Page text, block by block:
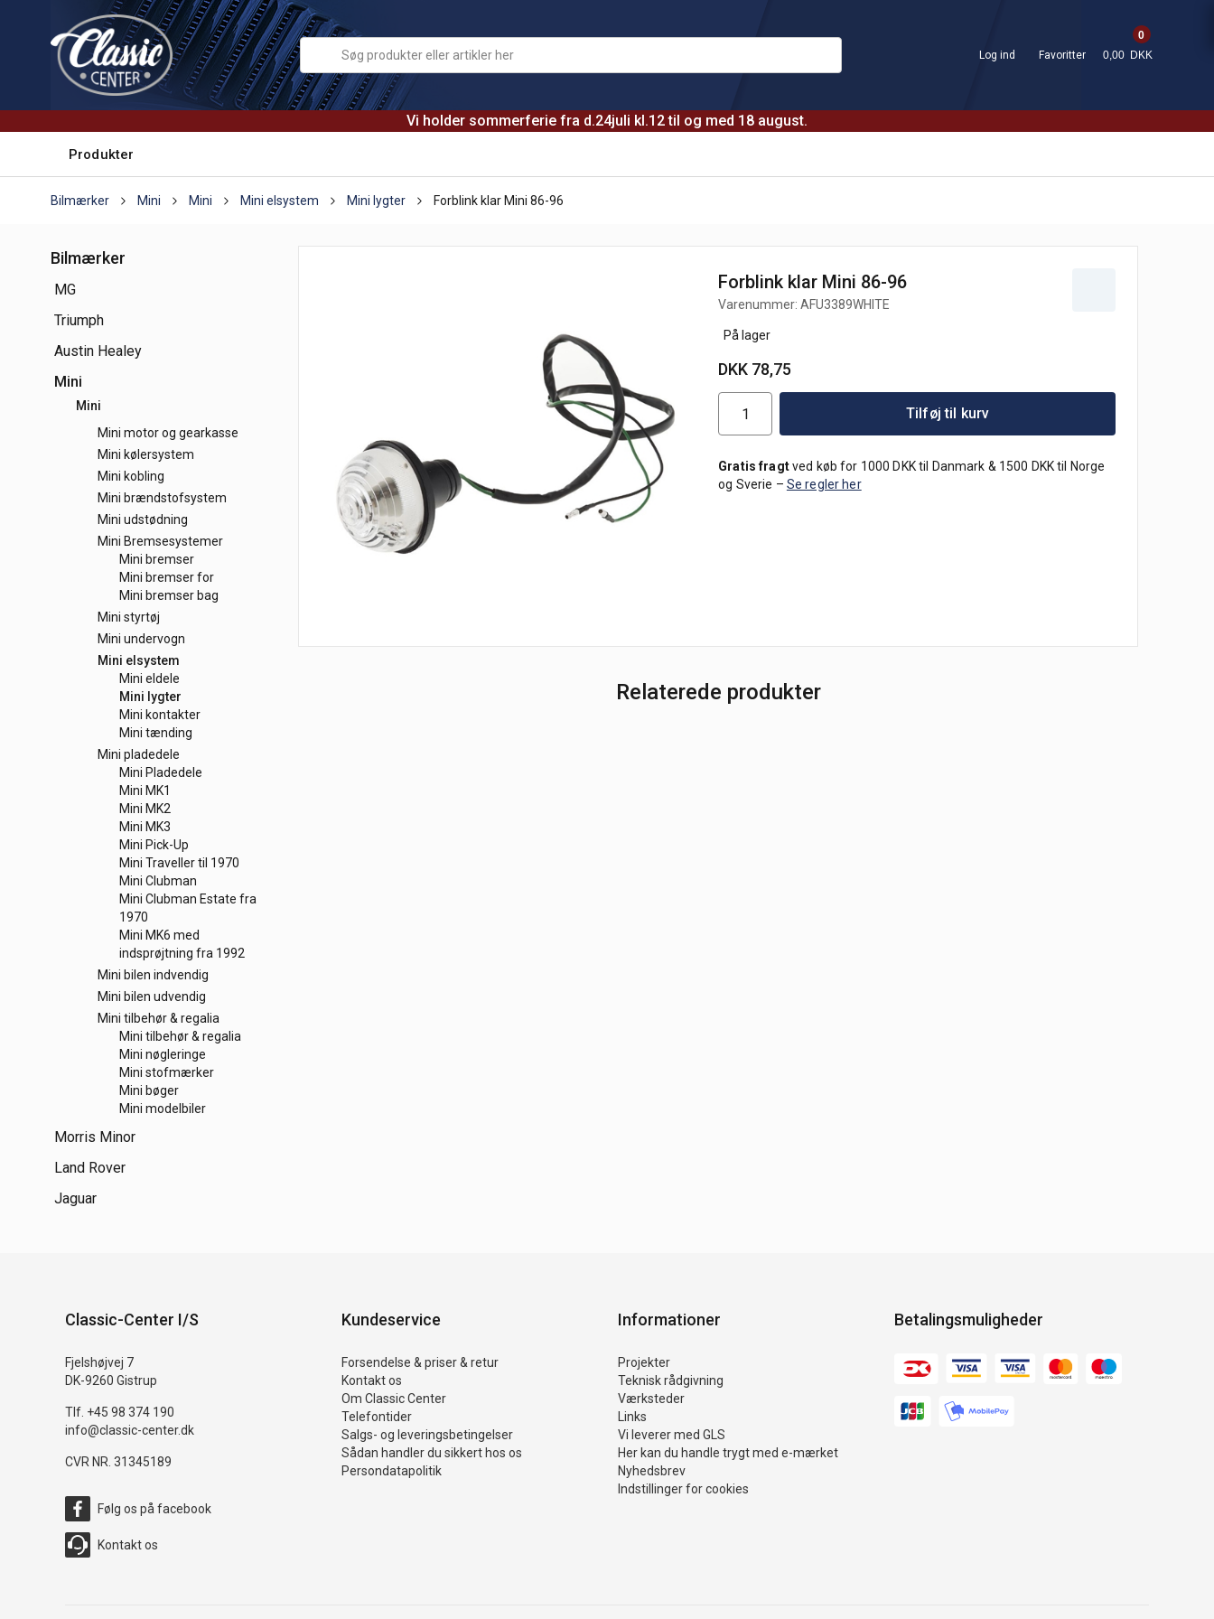
Vi holder sommerferie fra d.24juli kl.12 til og med 18 august.
Log ind Favoritter
0
0,00 DKK
Produkter
Bilmærker Mini Mini Mini elsystem Mini lygter Forblink klar Mini 86-96
Bilmærker
MG
Triumph
Austin Healey
Mini
Mini
Mini motor og gearkasse
Mini kølersystem
Mini kobling
Mini brændstofsystem
Mini udstødning
Mini Bremsesystemer
Mini bremser
Mini bremser for
Mini bremser bag
Mini styrtøj
Mini undervogn
Mini elsystem
Mini eldele
Mini lygter
Mini kontakter
Mini tænding
Mini pladedele
Mini Pladedele
Mini MK1
Mini MK2
Mini MK3
Mini Pick-Up
Mini Traveller til 1970
Mini Clubman
Mini Clubman Estate fra
1970
Mini MK6 med
indsprøjtning fra 1992
Mini bilen indvendig
Mini bilen udvendig
Mini tilbehør & regalia
Mini tilbehør & regalia
Mini nøgleringe
Mini stofmærker
Mini bøger
Mini modelbiler
Morris Minor
Land Rover
Jaguar
Forblink klar Mini 86-96
Varenummer:AFU3389WHITE
På lager
DKK 78,75
Tilføj til kurv
Gratis fragtved køb for 1000 DKK til Danmark & 1500 DKK til Norge
og Sverie – Se regler her
Relaterede produkter
Classic-Center I/S
Fjelshøjvej 7
DK-9260 Gistrup
Tlf. +45 98 374 190
info@classic-center.dk
CVR NR. 31345189
Følg os på facebook
Kontakt os
Kundeservice
Forsendelse & priser & retur
Kontakt os
Om Classic Center
Telefontider
Salgs- og leveringsbetingelser
Sådan handler du sikkert hos os
Persondatapolitik
Informationer
Projekter
Teknisk rådgivning
Værksteder
Links
Vi leverer med GLS
Her kan du handle trygt med e-mærket
Nyhedsbrev
Indstillinger for cookies
Betalingsmuligheder